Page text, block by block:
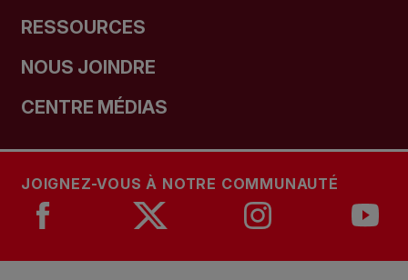
RESSOURCES
NOUS JOINDRE
CENTRE MÉDIAS
JOIGNEZ-VOUS À NOTRE COMMUNAUTÉ